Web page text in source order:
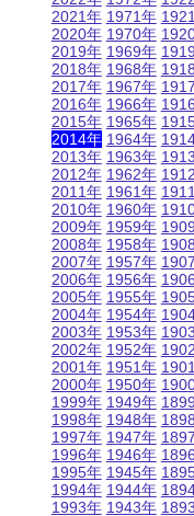
2021年
2020年
2019年
2018年
2017年
2016年
2015年
2014年
2013年
2012年
2011年
2010年
2009年
2008年
2007年
2006年
2005年
2004年
2003年
2002年
2001年
2000年
1999年
1998年
1997年
1996年
1995年
1994年
1993年
1971年
1970年
1969年
1968年
1967年
1966年
1965年
1964年
1963年
1962年
1961年
1960年
1959年
1958年
1957年
1956年
1955年
1954年
1953年
1952年
1951年
1950年
1949年
1948年
1947年
1946年
1945年
1944年
1943年